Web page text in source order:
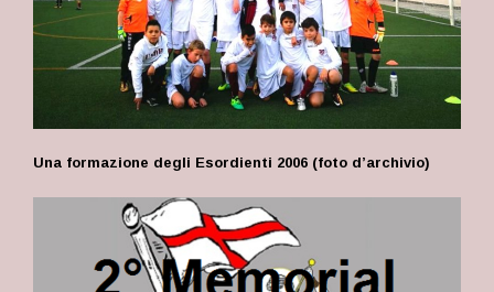
Una formazione degli Esordienti 2006 (foto d’archivio)